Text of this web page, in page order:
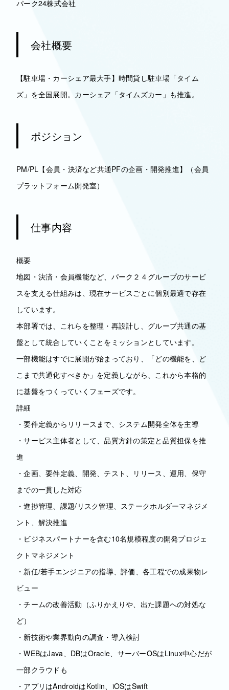
パーク24株式会社
会社概要
【駐車場・カーシェア最大手】時間貸し駐車場「タイム
ズ」を全国展開。カーシェア「タイムズカー」も推進。
ポジション
PM/PL【会員・決済など共通PFの企画・開発推進】（会員
プラットフォーム開発室）
仕事内容
概要
地図・決済・会員機能など、パーク２４グループのサービ
スを支える仕組みは、現在サービスごとに個別最適で存在
しています。
本部署では、これらを整理・再設計し、グループ共通の基
盤として統合していくことをミッションとしています。
一部機能はすでに展開が始まっており、「どの機能を、ど
こまで共通化すべきか」を定義しながら、これから本格的
に基盤をつくっていくフェーズです。
詳細
・要件定義からリリースまで、システム開発全体を主導
・サービス主体者として、品質方針の策定と品質担保を推
進
・企画、要件定義、開発、テスト、リリース、運用、保守
までの一貫した対応
・進捗管理、課題/リスク管理、ステークホルダーマネジメ
ント、解決推進
・ビジネスパートナーを含む10名規模程度の開発プロジェ
クトマネジメント
・新任/若手エンジニアの指導、評価、各工程での成果物レ
ビュー
・チームの改善活動（ふりかえりや、出た課題への対処な
ど）
・新技術や業界動向の調査・導入検討
・WEBはJava、DBはOracle、サーバーOSはLinux中心だが
一部クラウドも
・アプリはAndroidはKotlin、iOSはSwift